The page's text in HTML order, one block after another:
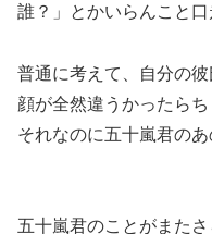
誰？」とかいらんこと口
普通に考えて、自分の
顔が全然違うかったら
それなのに五十嵐君のあ
五十嵐君のことがまたさ